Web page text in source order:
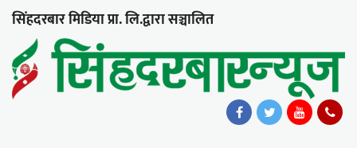
सिंहदरबार मिडिया प्रा. लि.द्वारा सञ्चालित